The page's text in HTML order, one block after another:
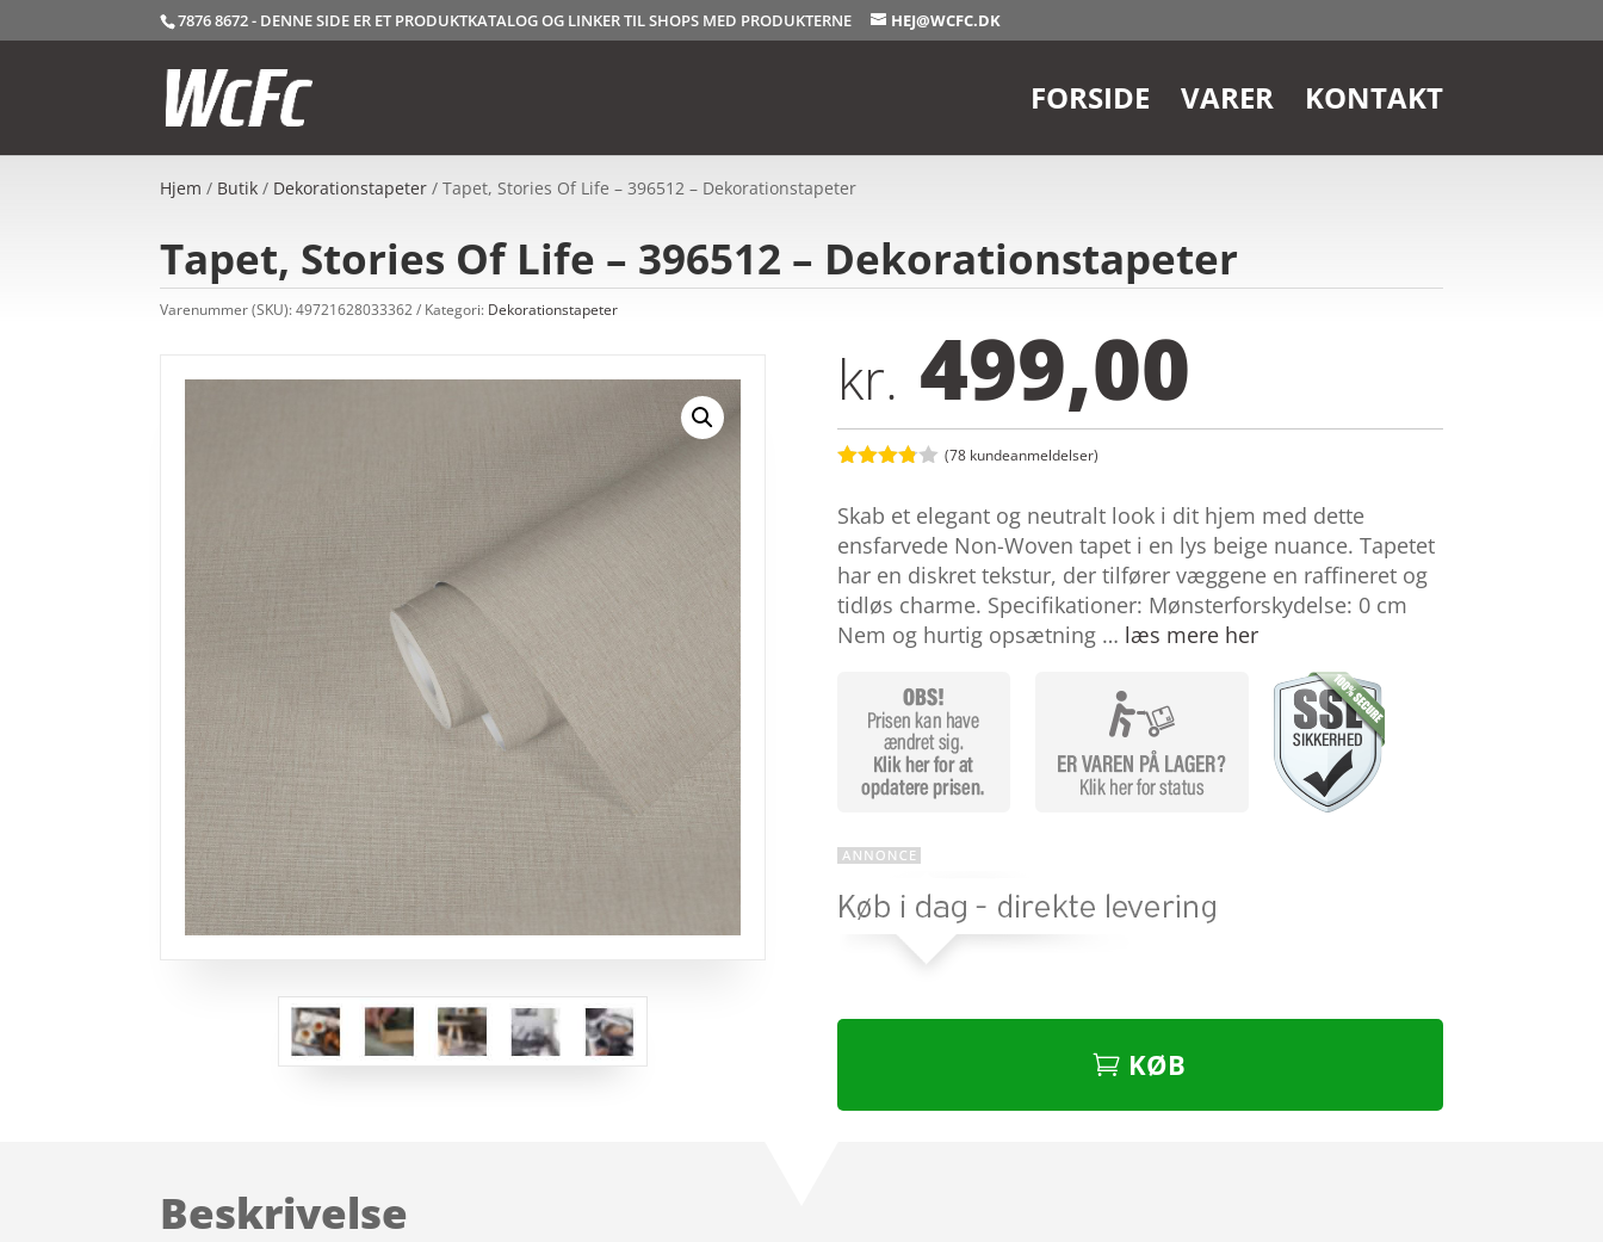
7876 8672 - DENNE SIDE ER ET PRODUKTKATALOG OG LINKER TIL SHOPS MED PRODUKTERNE HEJ@WCFC.DK
FORSIDE VARER KONTAKT
Hjem / Butik / Dekorationstapeter / Tapet, Stories Of Life – 396512 – Dekorationstapeter
Tapet, Stories Of Life – 396512 – Dekorationstapeter
Varenummer (SKU):49721628033362 Kategori: Dekorationstapeter
kr. 499,00
ud af 5
baseret
på
kundebed
ømmels
er
(78kundeanmeldelser)
Skab et elegant og neutralt look i dit hjem med dette
ensfarvede Non-Woven tapet i en lys beige nuance. Tapetet
har en diskret tekstur, der tilfører væggene en raffineret og
tidløs charme. Specifikationer: Mønsterforskydelse: 0 cm
Nem og hurtig opsætning … læs mere her
KØB
Beskrivelse